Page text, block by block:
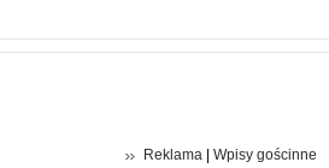
Reklama| Wpisy gościnne